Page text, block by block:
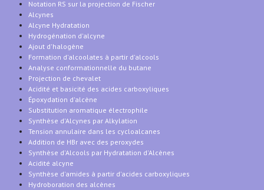
Notation RS sur la projection de Fischer
Alcynes
Alcyne Hydratation
Hydrogénation d'alcyne
Ajout d'halogène
Formation d'alcoolates à partir d'alcools
Analyse conformationnelle du butane
Projection de chevalet
Acidité et basicité des acides carboxyliques
Époxydation d'alcène
Substitution aromatique électrophile
Synthèse d'Alcynes par Alkylation
Tension annulaire dans les cycloalcanes
Addition de HBr avec des peroxydes
Synthèse d'Alcools par Hydratation d'Alcènes
Acidité alcyne
Synthèse d'amides à partir d'acides carboxyliques
Hydroboration des alcènes